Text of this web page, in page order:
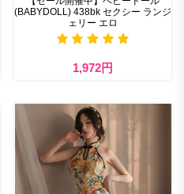
(BABYDOLL) 438bk セクシー ランジ
ェリー エロ
1,972円